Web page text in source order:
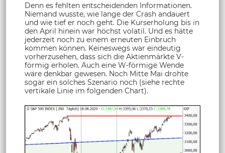
Denn es fehlten entscheidenden Informationen.
Niemand wusste, wie lange der Crash andauert
und wie tief er noch geht. Die Kurserholung bis in
den April hinein war höchst volatil. Und es hätte
jederzeit noch zu einem erneuten Einbruch
kommen können. Keineswegs war eindeutig
vorherzusehen, dass sich die Aktienmärkte V-
förmig erholen. Auch eine W-förmige Wende
wäre denkbar gewesen. Noch Mitte Mai drohte
sogar ein solches Szenario noch (siehe rechte
vertikale Linie im folgenden Chart).